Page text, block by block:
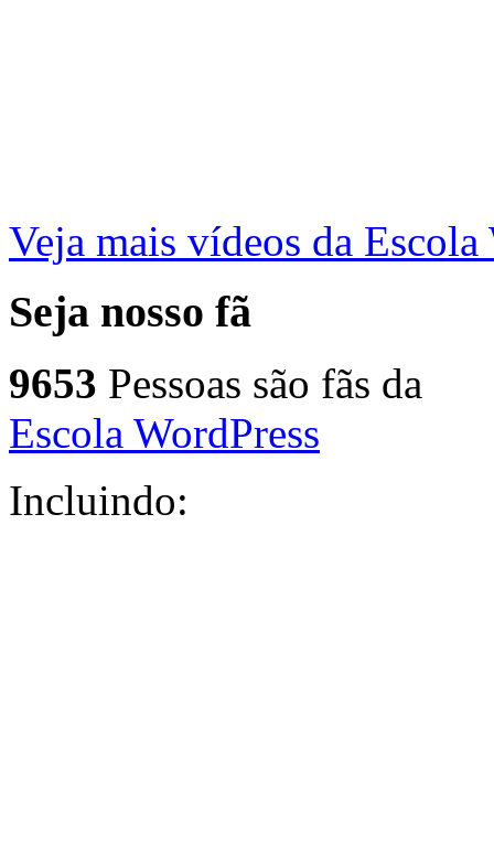
Veja mais vídeos da
Seja nosso fã
9653 Pessoas são fãs da
Escola WordPress
Incluindo: